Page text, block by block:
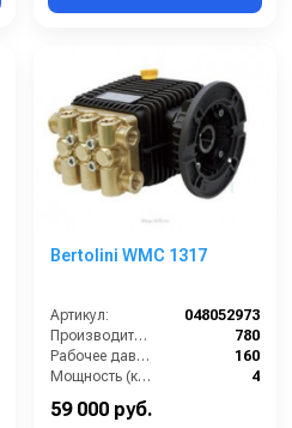
Bertolini WMC 1317
Артикул:
048052973
Производительность (л/ч):
780
Рабочее давление (бар):
160
Мощность (кВт):
4
59 000 руб.